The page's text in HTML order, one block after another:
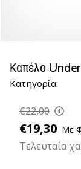
του
βόλεϊ
όπως
Ελάτε
μαζί
ως
Καπέλο
Κατηγορία:
€22,00
€19,30 Με
Τελευταία